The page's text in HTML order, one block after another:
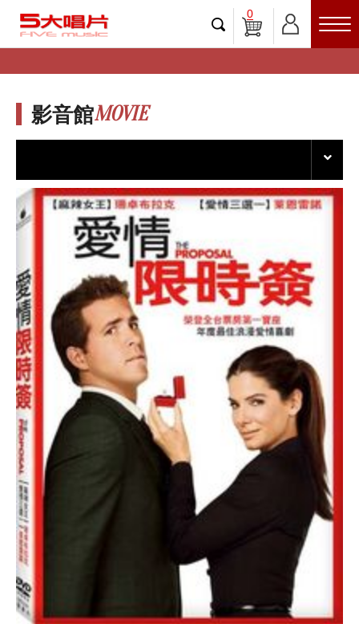
0
影音館MOVIE